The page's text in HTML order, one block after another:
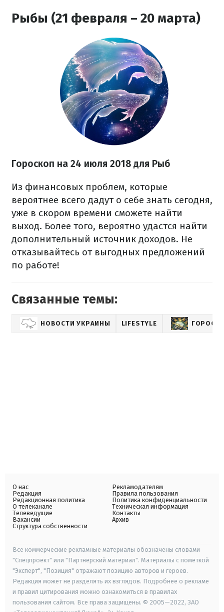
Рыбы (21 февраля – 20 марта)
Гороскоп на 24 июля 2018 для Рыб
Из финансовых проблем, которые
вероятнее всего дадут о себе знать сегодня,
уже в скором времени сможете найти
выход. Более того, вероятно удастся найти
дополнительный источник доходов. Не
отказывайтесь от выгодных предложений
по работе!
Связанные темы:
НОВОСТИ УКРАИНЫ LIFESTYLE
О нас
Редакция
Редакционная политика
О телеканале
Телеведущие
Вакансии
Структура собственности
Рекламодателям
Правила пользования
Политика конфиденциальности
Техническая информация
Контакты
Архив
Все коммерческие рекламные материалы обозначены словами
"Спецпроект" или "Партнерский материал". Материалы с пометкой
"Эксперт", "Позиция" отражают позицию авторов и героев.
Редакция может не разделять их взглядов. Подробнее о рекламе
и правил цитирования можно ознакомиться в правилах
пользования сайтом. Все права защищены. © 2005—2022, ЗАО